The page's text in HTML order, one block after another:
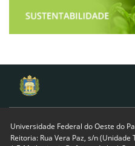
Universidade Federal do Oeste do
Reitoria: Rua Vera Paz, s/n